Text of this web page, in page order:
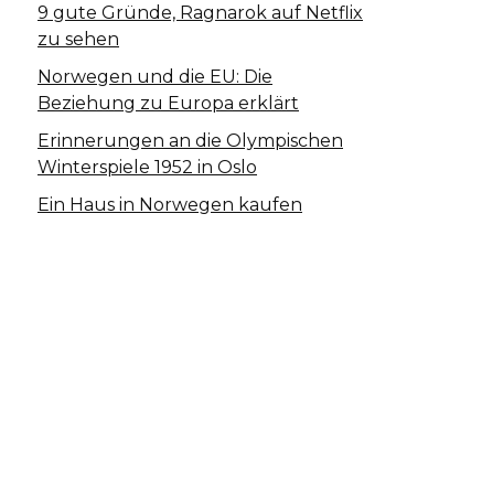
9 gute Gründe, Ragnarok auf Netflix
zu sehen
Norwegen und die EU: Die
Beziehung zu Europa erklärt
Erinnerungen an die Olympischen
Winterspiele 1952 in Oslo
Ein Haus in Norwegen kaufen